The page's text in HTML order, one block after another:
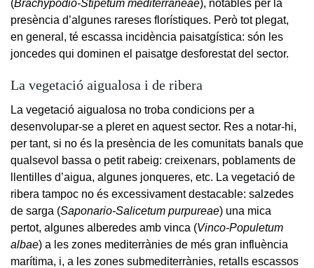
(Brachypodio-Stipetum mediterraneae), notables per la
presència d’algunes rareses florístiques. Però tot plegat,
en general, té escassa incidència paisatgística: són les
joncedes qui dominen el paisatge desforestat del sector.
La vegetació aigualosa i de ribera
La vegetació aigualosa no troba condicions per a
desenvolupar-se a pleret en aquest sector. Res a notar-hi,
per tant, si no és la presència de les comunitats banals que
qualsevol bassa o petit rabeig: creixenars, poblaments de
llentilles d’aigua, algunes jonqueres, etc. La vegetació de
ribera tampoc no és excessivament destacable: salzedes
de sarga (Saponario-Salicetum purpureae) una mica
pertot, algunes alberedes amb vinca (Vinco-Populetum
albae) a les zones mediterrànies de més gran influència
marítima, i, a les zones submediterrànies, retalls escassos